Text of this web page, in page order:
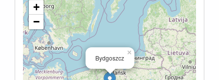
Bydgoszcz
×
+
−